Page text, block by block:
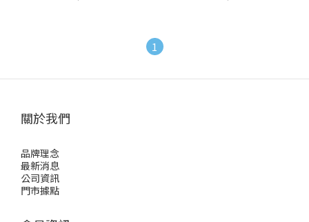
1
關於我們
品牌理念
最新消息
公司資訊
門市據點